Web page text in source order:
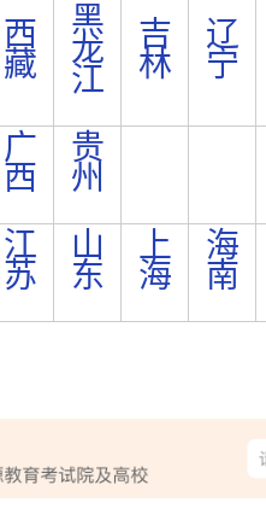
西
藏
黑
龙
江
吉
林
辽
宁
广
西
贵
州
江
苏
山
东
上
海
海
南